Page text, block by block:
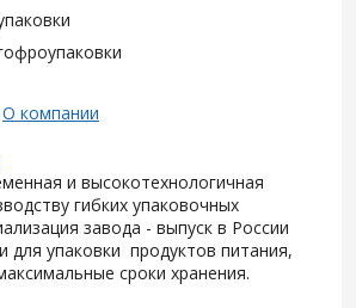
О компании
и высокотехнологичная
гибких упаковочных
завода - выпуск в России
для упаковки продуктов питания,
сроки хранения.